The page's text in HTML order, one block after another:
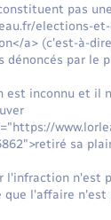
pas
elections-
a> (c'est-à-
dénoncés par le
est inconnu et il
sa
l'infraction n'est
l'affaire n'est